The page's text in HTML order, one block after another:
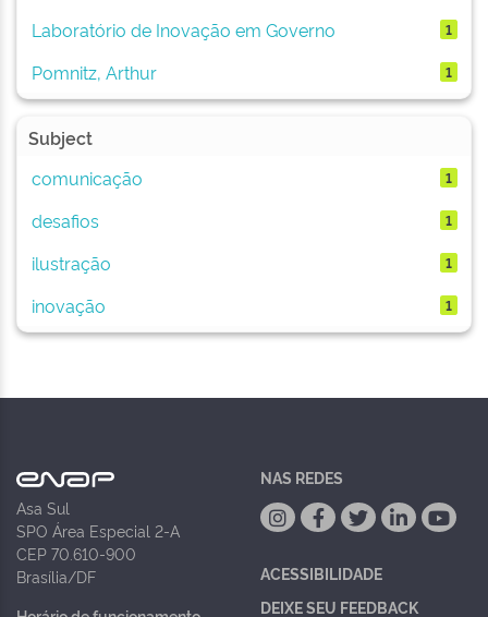
Laboratório de Inovação em Governo 1
Pomnitz, Arthur 1
Subject
comunicação
1
desafios 1
ilustração 1
inovação 1
Asa Sul
SPO Área Especial 2-A
CEP 70.610-900
Brasília/DF
NAS REDES
ACESSIBILIDADE
DEIXE SEU FEEDBACK